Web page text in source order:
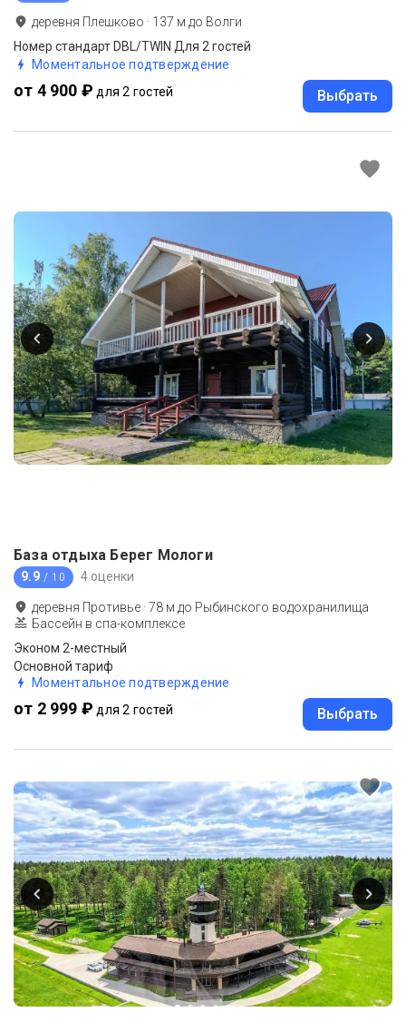
деревня Плешково · 137 м до Волги
Номер стандарт DBL/TWIN Для 2 гостей
Моментальное подтверждение
от 4 900 ₽ для 2 гостей Выбрать
База отдыха Берег Мологи
9.9 / 10 4 оценки
деревня Противье ·78 м до Рыбинского водохранилища
Бассейн в спа-комплексе
Эконом 2-местный
Основной тариф
Моментальное подтверждение
от 2 999 ₽ для 2 гостей Выбрать